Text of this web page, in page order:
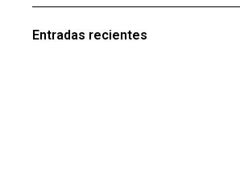
Entradas recientes